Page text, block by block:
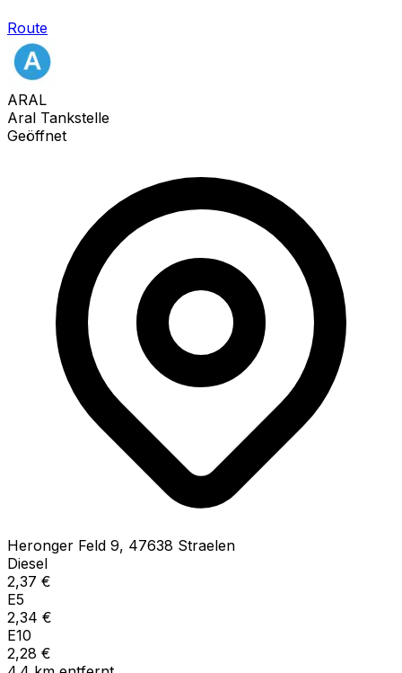
Route
ARAL
Aral Tankstelle
Geöffnet
Heronger Feld 9, 47638 Straelen
Diesel
2,37 €
E5
2,34 €
E10
2,28 €